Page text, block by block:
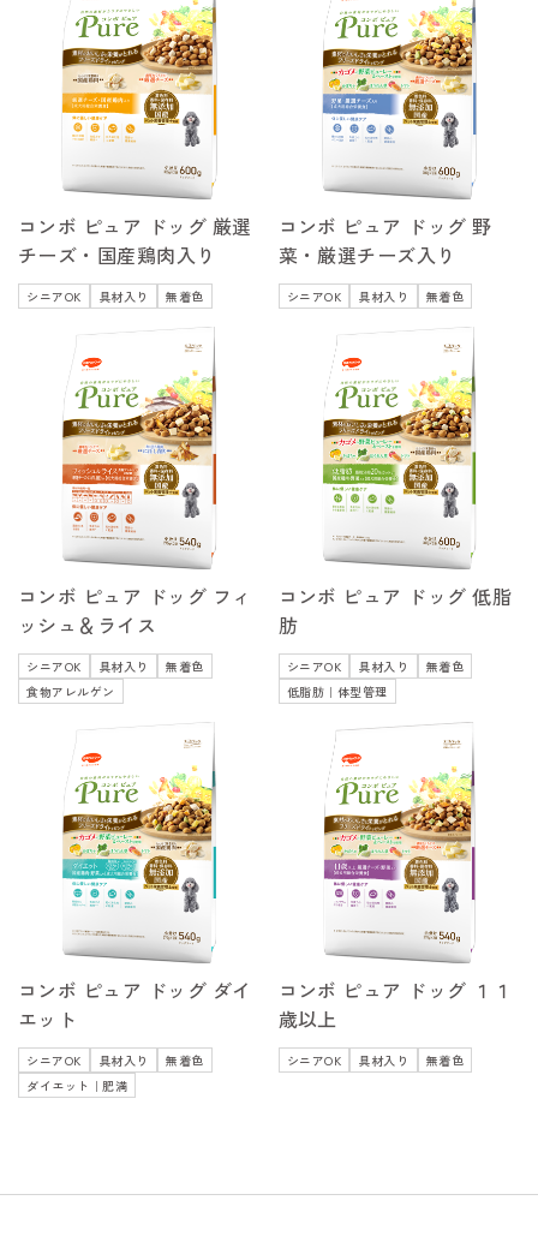
コンボ ピュア ドッグ 厳選
チーズ・国産鶏肉入り
シニアOK 具材入り 無着色
コンボ ピュア ドッグ 野
菜・厳選チーズ入り
シニアOK 具材入り 無着色
コンボ ピュア ドッグ フィ
ッシュ＆ライス
シニアOK 具材入り
無着色
食物アレルゲン
コンボ ピュア ドッグ 低脂
肪
シニアOK 具材入り
無着色
低脂肪｜体型管理
コンボ ピュア ドッグ ダイ
エット
シニアOK 具材入り
無着色
ダイエット｜肥満
コンボ ピュア ドッグ １１
歳以上
シニアOK 具材入り 無着色